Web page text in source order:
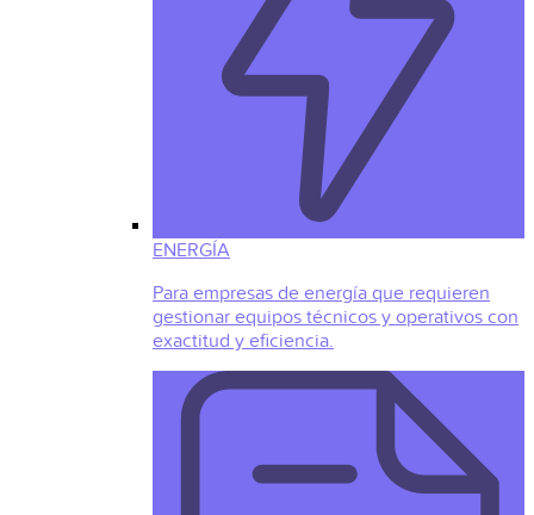
ENERGÍA
Para empresas de energía que requieren
gestionar equipos técnicos y operativos con
exactitud y eficiencia.